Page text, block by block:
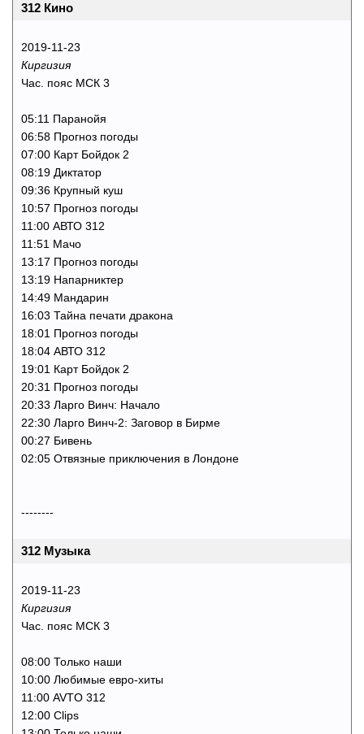
312 Кино
2019-11-23
Киргизия
Час. пояс МСК 3
05:11 Паранойя
06:58 Прогноз погоды
07:00 Карт Бойдок 2
08:19 Диктатор
09:36 Крупный куш
10:57 Прогноз погоды
11:00 АВТО 312
11:51 Мачо
13:17 Прогноз погоды
13:19 Напарниктер
14:49 Мандарин
16:03 Тайна печати дракона
18:01 Прогноз погоды
18:04 АВТО 312
19:01 Карт Бойдок 2
20:31 Прогноз погоды
20:33 Ларго Винч: Начало
22:30 Ларго Винч-2: Заговор в Бирме
00:27 Бивень
02:05 Отвязные приключения в Лондоне
--------
312 Музыка
2019-11-23
Киргизия
Час. пояс МСК 3
08:00 Только наши
10:00 Любимые евро-хиты
11:00 AVTO 312
12:00 Clips